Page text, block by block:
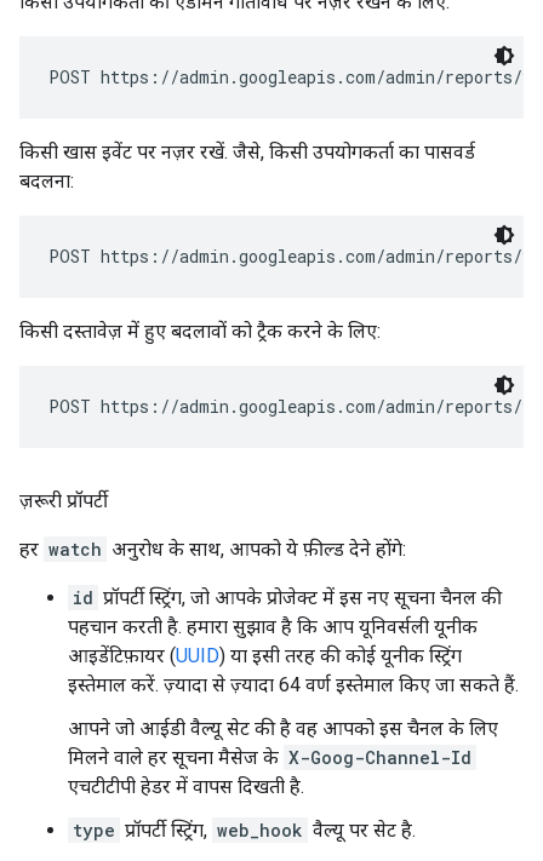
किसी खास इवेंट पर नज़र रखें. जैसे, किसी उपयोगकर्ता का पासवर्ड
बदलना:
किसी दस्तावेज़ में हुए बदलावों को ट्रैक करने के लिए:
ज़रूरी प्रॉपर्टी
हर watch अनुरोध के साथ, आपको ये फ़ील्ड देने होंगे:
id प्रॉपर्टी स्ट्रिंग, जो आपके प्रोजेक्ट में इस नए सूचना चैनल की
पहचान करती है. हमारा सुझाव है कि आप यूनिवर्सली यूनीक
आइडेंटिफ़ायर (UUID) या इसी तरह की कोई यूनीक स्ट्रिंग
इस्तेमाल करें. ज़्यादा से ज़्यादा 64 वर्ण इस्तेमाल किए जा सकते हैं.
आपने जो आईडी वैल्यू सेट की है वह आपको इस चैनल के लिए
मिलने वाले हर सूचना मैसेज के X-Goog-Channel-Id
एचटीटीपी हेडर में वापस दिखती है.
type प्रॉपर्टी स्ट्रिंग, web_hook वैल्यू पर सेट है.